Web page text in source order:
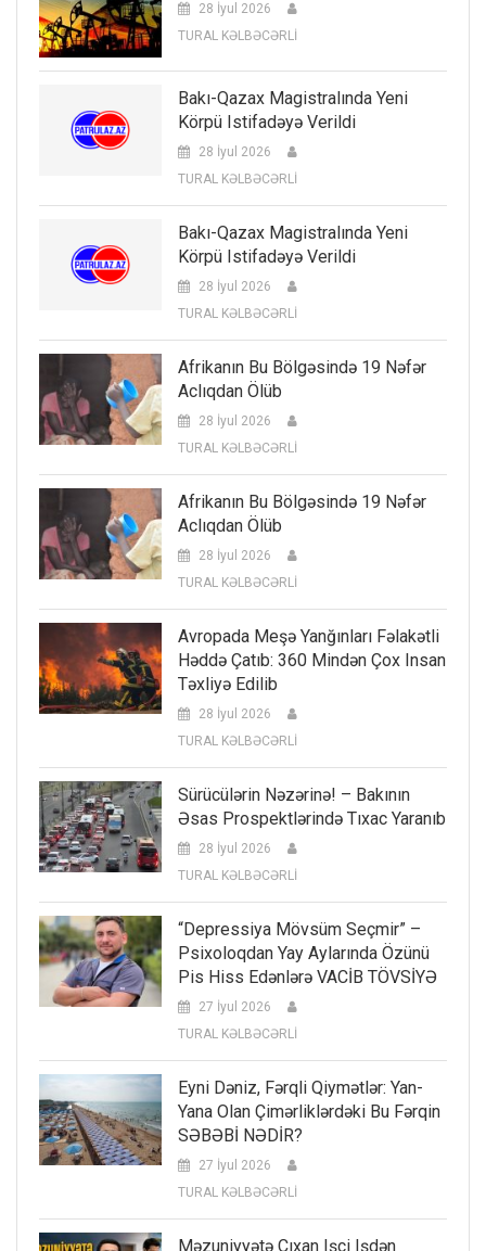
28 İyul 2026
TURAL KƏLBƏCƏRLİ
Bakı-Qazax Magistralında Yeni
Körpü Istifadəyə Verildi
28 İyul 2026
TURAL KƏLBƏCƏRLİ
Bakı-Qazax Magistralında Yeni
Körpü Istifadəyə Verildi
28 İyul 2026
TURAL KƏLBƏCƏRLİ
Afrikanın Bu Bölgəsində 19 Nəfər
Aclıqdan Ölüb
28 İyul 2026
TURAL KƏLBƏCƏRLİ
Afrikanın Bu Bölgəsində 19 Nəfər
Aclıqdan Ölüb
28 İyul 2026
TURAL KƏLBƏCƏRLİ
Avropada Meşə Yanğınları Fəlakətli
Həddə Çatıb: 360 Mindən Çox Insan
Təxliyə Edilib
28 İyul 2026
TURAL KƏLBƏCƏRLİ
Sürücülərin Nəzərinə! – Bakının
Əsas Prospektlərində Tıxac Yaranıb
28 İyul 2026
TURAL KƏLBƏCƏRLİ
“Depressiya Mövsüm Seçmir” –
Psixoloqdan Yay Aylarında Özünü
Pis Hiss Edənlərə VACİB TÖVSİYƏ
27 İyul 2026
TURAL KƏLBƏCƏRLİ
Eyni Dəniz, Fərqli Qiymətlər: Yan-
Yana Olan Çimərliklərdəki Bu Fərqin
SƏBƏBİ NƏDİR?
27 İyul 2026
TURAL KƏLBƏCƏRLİ
Məzuniyyətə Çıxan Işçi Işdən